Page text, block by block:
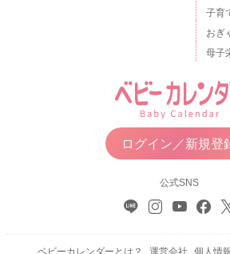
子育
おぎ
母子
ログイン／新規登
公式SNS